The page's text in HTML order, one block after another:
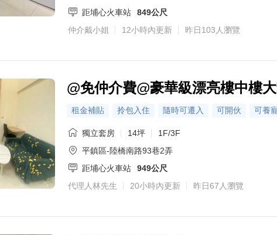
距埔心火車站
849公尺
仲介戴小姐
12小時內更新 昨日103人瀏覽
@免仲介費@豪華級漂亮樓中樓
租金補貼 拎包入住 隨時可遷入 可開伙 可養
獨立套房 14坪
1F/3F
平鎮區-陸橋南路93巷2弄
距埔心火車站
949公尺
代理人林先生
20小時內更新 昨日67人瀏覽